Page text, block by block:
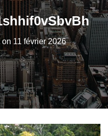
on 11 février 2026